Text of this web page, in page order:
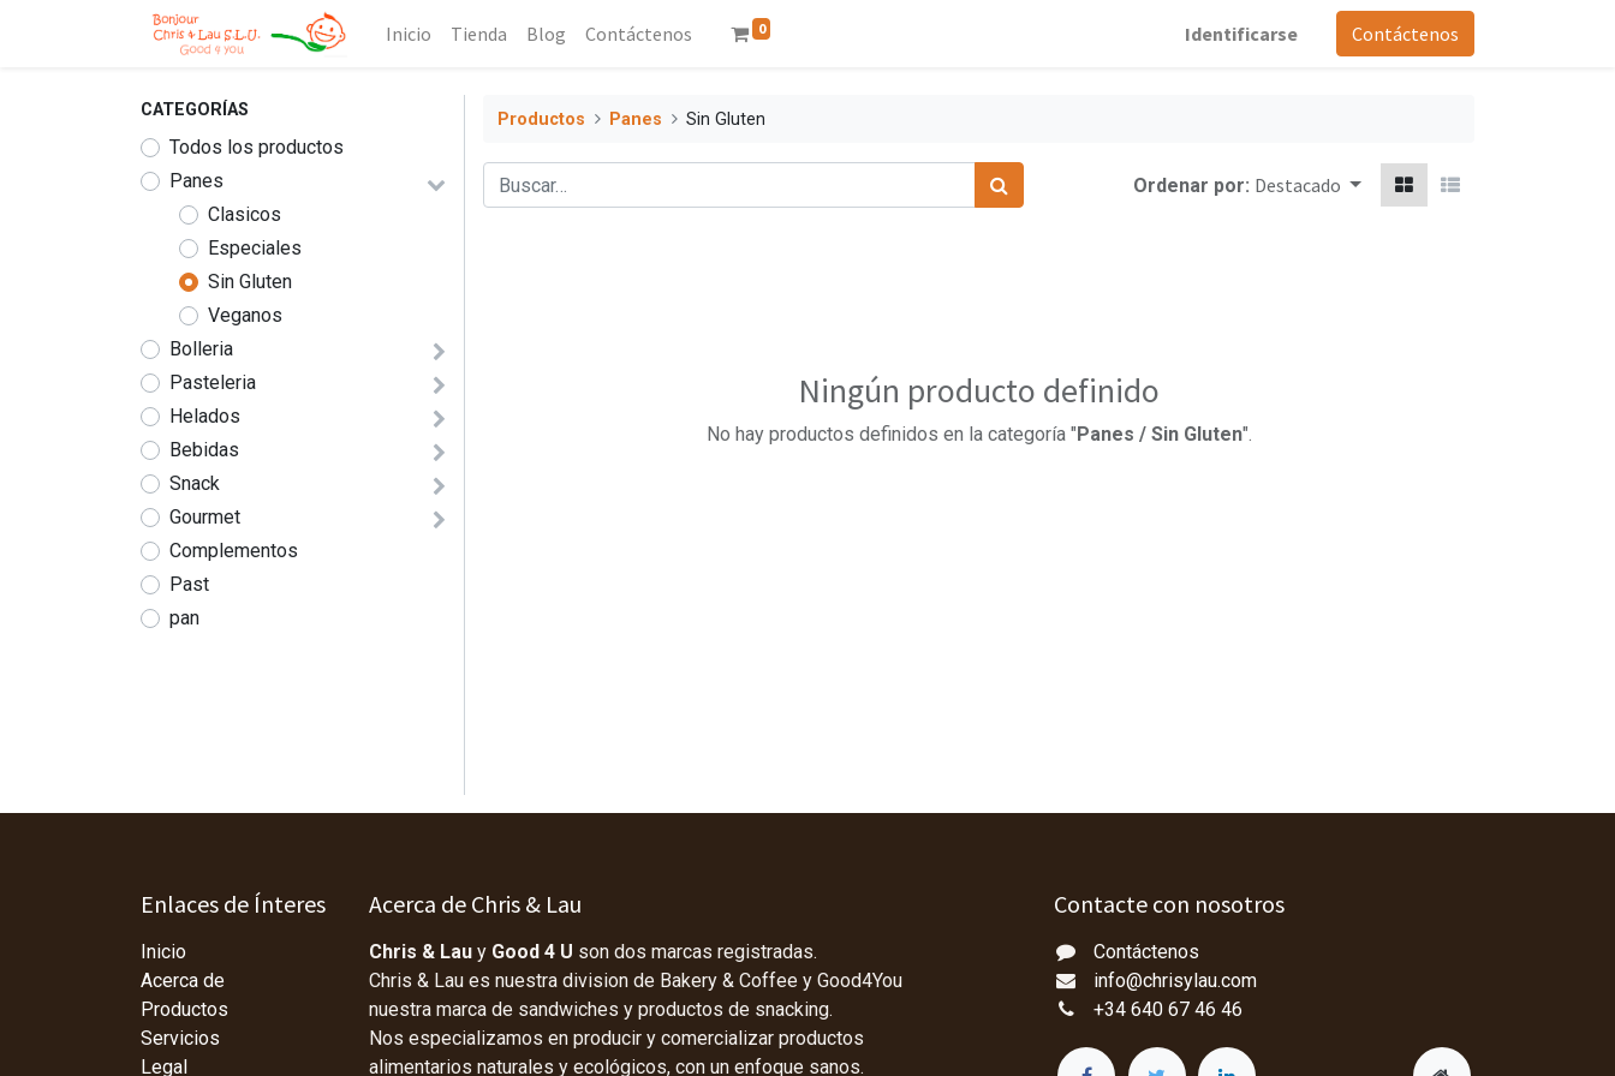
Inicio Tienda Blog Contáctenos 0 Identificarse Contáctenos
CATEGORÍAS
Todos los productos
Panes
Clasicos
Especiales
Sin Gluten
Veganos
Bolleria
Pasteleria
Helados
Bebidas
Snack
Gourmet
Complementos
Past
pan
Productos Panes Sin Gluten
Ordenar por: Destacado
Ningún producto definido
No hay productos definidos en la categoría " Panes / Sin Gluten".
Enlaces de Ínteres
Inicio
Acerca de
Productos
Servicios
Legal
Acerca de Chris & Lau
Chris & Lau y Good 4 U son dos marcas registradas.
Chris & Lau es nuestra division de Bakery & Coffee y Good4You
nuestra marca de sandwiches y productos de snacking.
Nos especializamos en producir y comercializar productos
alimentarios naturales y ecológicos, con un enfoque sanos.
Contacte con nosotros
Contáctenos
info@chrisylau.com
+34 640 67 46 46